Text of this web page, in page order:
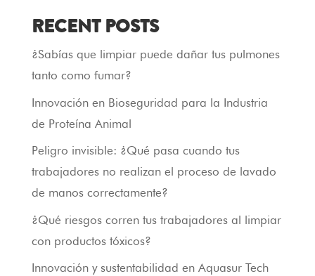
RECENT POSTS
¿Sabías que limpiar puede dañar tus pulmones
tanto como fumar?
Innovación en Bioseguridad para la Industria
de Proteína Animal
Peligro invisible: ¿Qué pasa cuando tus
trabajadores no realizan el proceso de lavado
de manos correctamente?
¿Qué riesgos corren tus trabajadores al limpiar
con productos tóxicos?
Innovación y sustentabilidad en Aquasur Tech